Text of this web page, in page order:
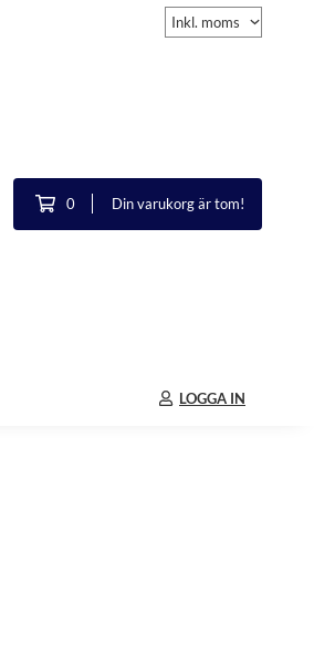
0 Din varukorg är tom!
LOGGA IN